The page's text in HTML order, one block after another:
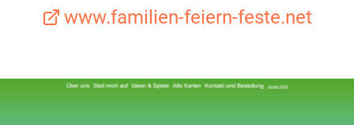
www.familien-feiern-feste.net